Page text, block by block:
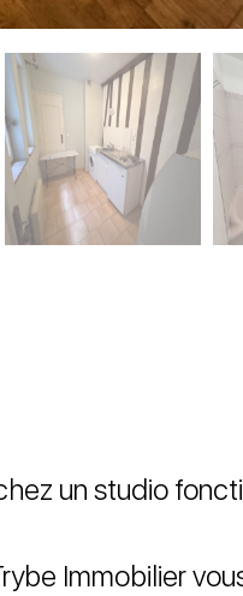
un studio
Immobilier